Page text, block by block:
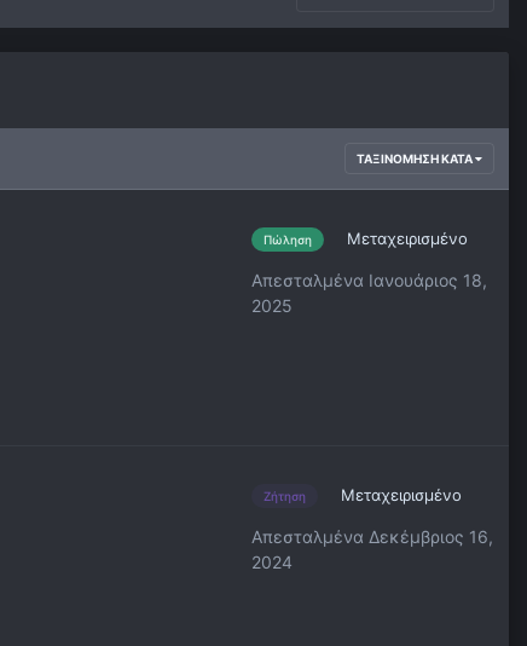
ΤΑΞΙΝΌΜΗΣΗ ΚΑΤΆ
Πώληση Μεταχειρισμένο
Απεσταλμένα Ιανουάριος 18,
2025
Ζήτηση Μεταχειρισμένο
Απεσταλμένα Δεκέμβριος 16,
2024